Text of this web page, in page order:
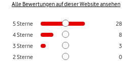
Alle Bewertungen auf dieser Website ansehen
5Sterne
28
4Sterne
8
3Sterne
3
2Sterne
0